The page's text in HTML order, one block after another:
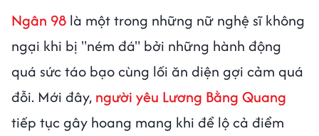
Ngân 98 là một trong những nữ nghệ sĩ không
ngại khi bị "ném đá" bởi những hành động
quá sức táo bạo cùng lối ăn diện gợi cảm quá
đỗi. Mới đây, người yêu Lương Bằng Quang
tiếp tục gây hoang mang khi để lộ cả điểm